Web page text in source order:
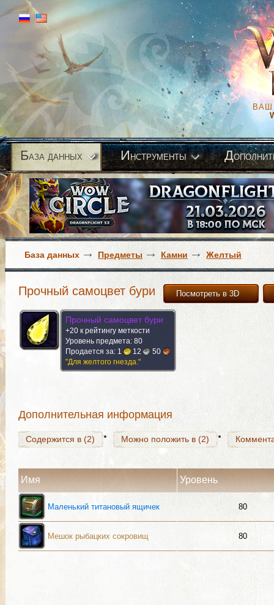
ВАШ
База данных Инструменты Д
База данных Предметы Камни Желтый
Посмотреть в 3D
Прочный самоцвет бури
Прочный самоцвет бури
+20 к рейтингу меткости
Уровень предмета: 80
Продается за: 1 12
50
"Для желтого гнезда."
Дополнительная информация
Содержится в (2) Можно положить в (2)
Содержится в (2) Можно положить в (2)
Имя Уровень
Маленький титановый ящичек 80
Мешок рыбацких сокровищ 80